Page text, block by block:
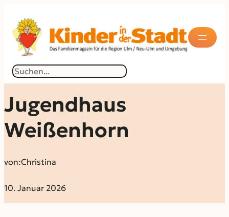
Suchen
Jugendhaus
Weißenhorn
von:Christina
10. Januar 2026